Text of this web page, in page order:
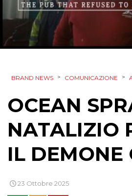
BRAND NEWS > COMUNICAZIONE >
OCEAN
NATALIZIO
IL DEMONE
23 Ottobre 2025